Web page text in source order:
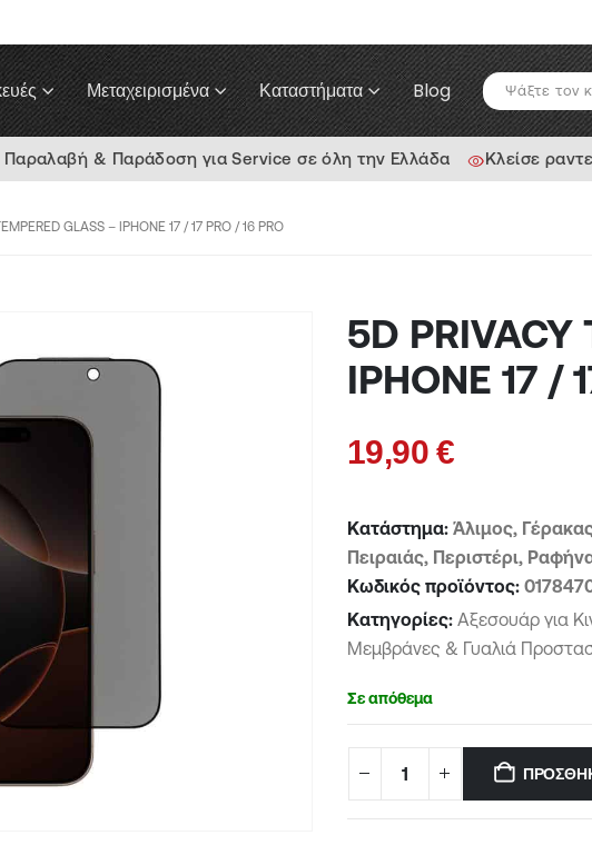
Μεταχειρισμένα Καταστήματα Blog
& Παράδοση για Service σε όλη την Ελλάδα Κλείσε
GLASS – IPHONE 17 / 17 PRO / 16 PRO
5D PRIVACY
IPHONE 17 /
19,90€
Κατάστημα: Άλιμος,
Πειραιάς, Περιστέρι,
Κωδικός προϊόντος:
Κατηγορίες: Αξεσουάρ για
Μεμβράνες & Γυαλιά
Σε απόθεμα